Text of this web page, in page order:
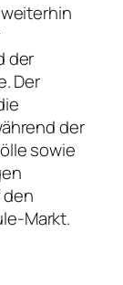
der
Der
der
sowie
den
Markt.